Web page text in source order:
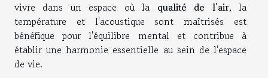
vivre dans un espace où la qualité de l'air, la
température et l'acoustique sont maîtrisés est
bénéfique pour l'équilibre mental et contribue à
établir une harmonie essentielle au sein de l'espace
de vie.